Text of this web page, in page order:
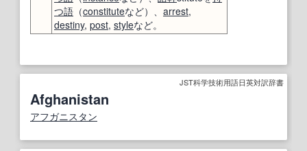
つ語 （constituteなど）、 arrest,
destiny, post, styleなど。
JST科学技術用語日英対訳辞書
Afghanistan
アフガニスタン